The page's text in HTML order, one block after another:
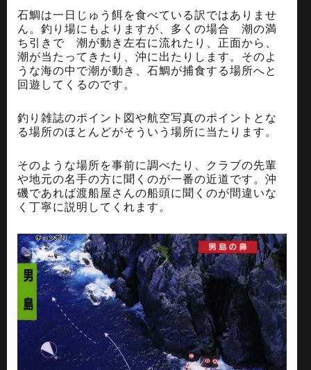
石鯛は一日じゅう餌を食べている訳ではありませ
ん。釣り場にもよりますが、多くの場合 潮の満
ち引きで 潮が動き左右に流れたり、正面から、
潮が当たってきたり、沖に出たりします。そのよ
うな海の中で潮が動き、石鯛が捕食する場所へと
回遊してくるのです。
釣り雑誌のポイント図や航空写真のポイントとな
る場所のほとんどがそういう場所に当たります。
そのような場所を事前に調べたり、クラブの先輩
や地元の名手の方に聞くのが一番の近道です。沖
磯であれば渡船屋さんの船頭に聞くのが間違いな
く丁寧に説明してくれます。